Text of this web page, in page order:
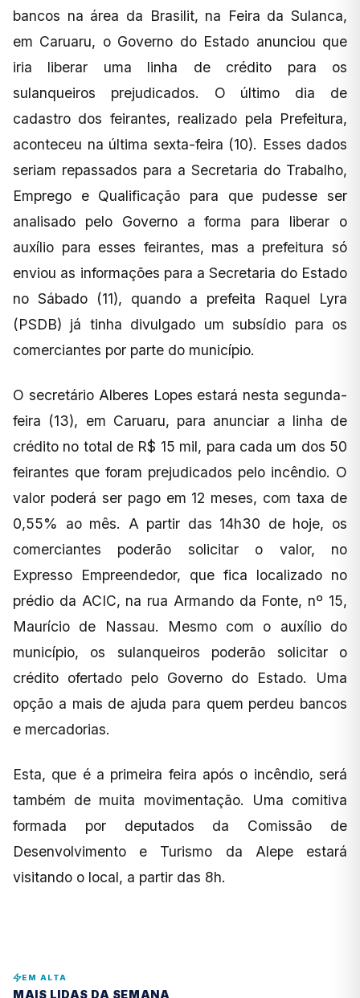
bancos na área da Brasilit, na Feira da Sulanca,
em Caruaru, o Governo do Estado anunciou que
iria liberar uma linha de crédito para os
sulanqueiros prejudicados. O último dia de
cadastro dos feirantes, realizado pela Prefeitura,
aconteceu na última sexta-feira (10). Esses dados
seriam repassados para a Secretaria do Trabalho,
Emprego e Qualificação para que pudesse ser
analisado pelo Governo a forma para liberar o
auxílio para esses feirantes, mas a prefeitura só
enviou as informações para a Secretaria do Estado
no Sábado (11), quando a prefeita Raquel Lyra
(PSDB) já tinha divulgado um subsídio para os
comerciantes por parte do município.
O secretário Alberes Lopes estará nesta segunda-
feira (13), em Caruaru, para anunciar a linha de
crédito no total de R$ 15 mil, para cada um dos 50
feirantes que foram prejudicados pelo incêndio. O
valor poderá ser pago em 12 meses, com taxa de
0,55% ao mês. A partir das 14h30 de hoje, os
comerciantes poderão solicitar o valor, no
Expresso Empreendedor, que fica localizado no
prédio da ACIC, na rua Armando da Fonte, nº 15,
Maurício de Nassau. Mesmo com o auxílio do
município, os sulanqueiros poderão solicitar o
crédito ofertado pelo Governo do Estado. Uma
opção a mais de ajuda para quem perdeu bancos
e mercadorias.
Esta, que é a primeira feira após o incêndio, será
também de muita movimentação. Uma comitiva
formada por deputados da Comissão de
Desenvolvimento e Turismo da Alepe estará
visitando o local, a partir das 8h.
EM ALTA
MAIS LIDAS DA SEMANA